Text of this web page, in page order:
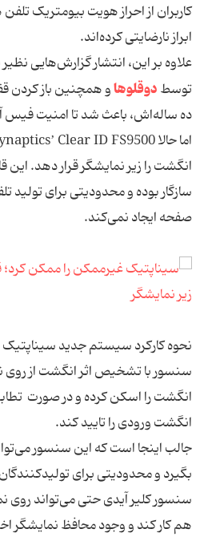
ابراز نارضایتی کرده‌اند.
توسطدوقلوهاو همچنین باز کردن
ده ساله‌اش، باعث شد تا امنیت فیس
سازگار بوده و محدودیتی برای
صفحه ایجاد نمی‌کند.
نحوه کارکرد سیستم جدید
سنسور با تشخیص اثر انگشت از روی
انگشت را اسکن کرده و در صورت
انگشت ورودی را تایید کند.
جالب اینجا است که این سنسور
بگیرد و محدودیتی برای
سنسور کلیر آیدی حتی می‌تواند روی
هم کار کند و وجود محافظ نمایشگر